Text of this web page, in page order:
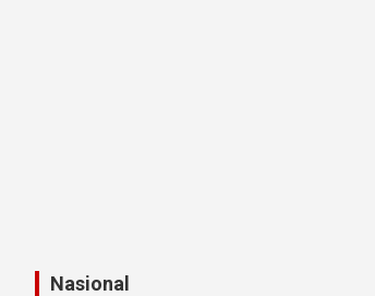
Nasional